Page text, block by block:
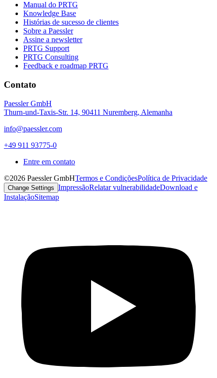
Manual do PRTG
Knowledge Base
Histórias de sucesso de clientes
Sobre a Paessler
Assine a newsletter
PRTG Support
PRTG Consulting
Feedback e roadmap PRTG
Contato
Paessler GmbH
Thurn-und-Taxis-Str. 14, 90411 Nuremberg, Alemanha
info@paessler.com
+49 911 93775-0
Entre em contato
©2026 Paessler GmbHTermos e CondiçõesPolítica de Privacidade
Change Settings ImpressãoRelatar vulnerabilidadeDownload e
InstalaçãoSitemap